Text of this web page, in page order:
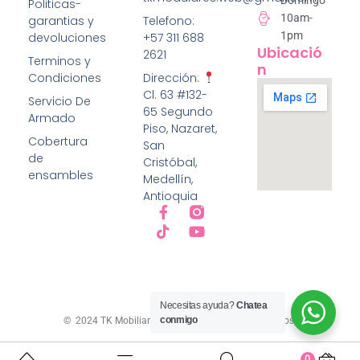
d
e
5
Politicas-
garantias y
devoluciones
Terminos y
Condiciones
Servicio De
Armado
Cobertura
de
ensambles
Telefono:
+57 311 688
2621
Dirección:
Cl. 63 #132-
65 Segundo
Piso, Nazaret,
San
Cristóbal,
Medellín,
Antioquia
10am-
1pm
Ubicació
N
© 2024 TK Mobiliario Todos los derechos reservados.
Necesitas ayuda?Chatea
conmigo